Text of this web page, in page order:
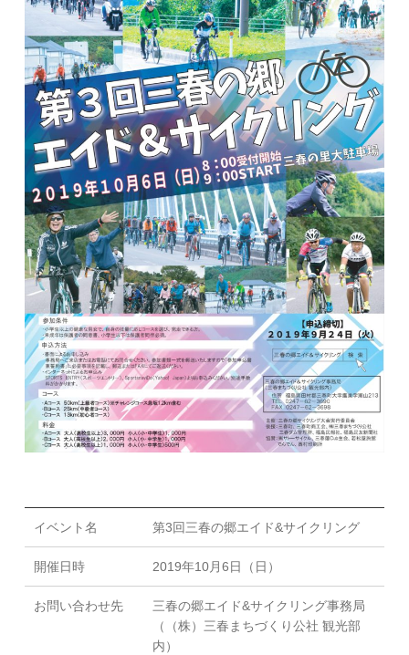
イベント名 第3回三春の郷エイド&サイクリング
開催日時 2019年10月6日（日）
お問い合わせ先
三春の郷エイド&サイクリング事務局
（（株）三春まちづくり公社 観光部
内）